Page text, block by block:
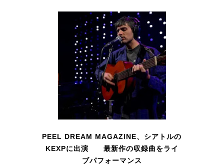
PEEL DREAM MAGAZINE、シアトルの
KEXPに出演 最新作の収録曲をライ
ブパフォーマンス